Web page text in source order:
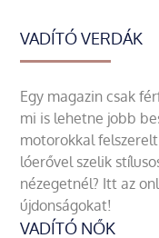
VADÍTÓ VERDÁK
Egy magazin csak
mi is lehetne jobb
motorokkal
lóerővel szelik
nézegetnél? Itt az
újdonságokat!
VADÍTÓ NŐK